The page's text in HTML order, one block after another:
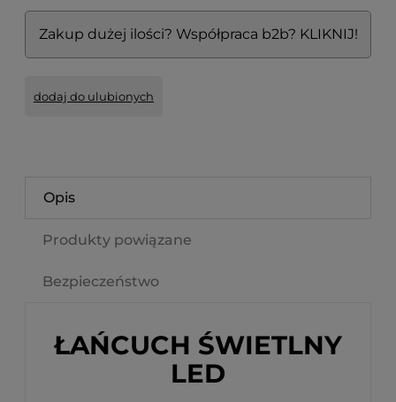
Zakup dużej ilości? Współpraca b2b? KLIKNIJ!
dodaj do ulubionych
Opis
Produkty powiązane
Bezpieczeństwo
ŁAŃCUCH ŚWIETLNY
LED